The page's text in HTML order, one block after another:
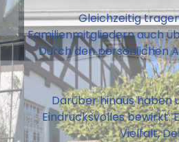
Gleichzeitig
Familienmitgliedern auch
Durch den persönlichen
Darüber hinaus haben
Eindrucksvolles bewirkt:
Vielfalt,